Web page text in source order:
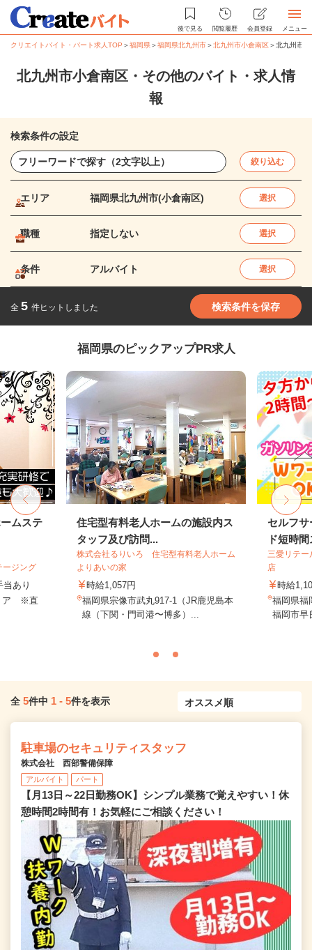
後で見る 閲覧履歴 会員登録 メニュー
クリエイトバイト・パート求人TOP ＞福岡県＞福岡県北九州市＞北九州市小倉南区＞北九州市
北九州市小倉南区・その他のバイト・求人情
報
検索条件の設定
絞り込む
エリア 福岡県北九州市(小倉南区) 選択
職種 指定しない 選択
条件 アルバイト 選択
全 5 件ヒットしました 検索条件を保存
福岡県のピックアップPR求人
ムステ
ージング
あり
ア ※直
住宅型有料老人ホームの施設内ス
タッフ及び訪問...
株式会社るりいろ 住宅型有料老人ホーム
よりあいの家
時給1,057円
福岡県宗像市武丸917-1（JR鹿児島本
線（下関・門司港〜博多）...
セルフ
ド短時
三愛リテ
店
時給
福岡県福
福岡市早
全 5件中 1 - 5件を表示
駐車場のセキュリティスタッフ
株式会社 西部警備保障
アルバイト パート
【月13日～22日勤務OK】シンプル業務で覚えやすい！休
憩時間2時間有！お気軽にご相談ください！